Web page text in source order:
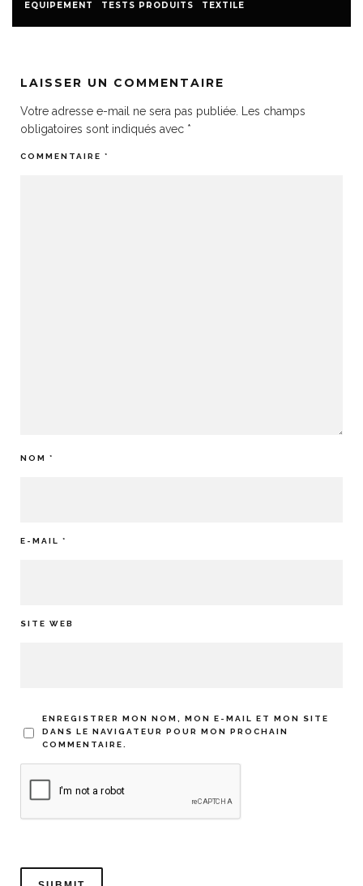
EQUIPEMENT TESTS PRODUITS TEXTILE
LAISSER UN COMMENTAIRE
Votre adresse e-mail ne sera pas publiée.
Les champs
obligatoires sont indiqués avec *
COMMENTAIRE *
NOM *
E-MAIL *
SITE WEB
ENREGISTRER MON NOM, MON E-MAIL ET MON SITE
DANS LE NAVIGATEUR POUR MON PROCHAIN
COMMENTAIRE.